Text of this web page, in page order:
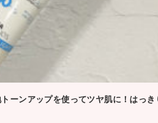
トーンアップを使ってツヤ肌に！はっき